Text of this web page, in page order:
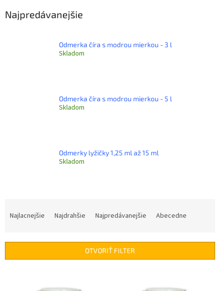
Najpredávanejšie
Odmerka číra s modrou mierkou - 3 l
Skladom
Odmerka číra s modrou mierkou - 5 l
Skladom
Odmerky lyžičky 1,25 ml až 15 ml
Skladom
i
Najlacnejšie Najdrahšie Najpredávanejšie Abecedne
OTVORIŤ FILTER